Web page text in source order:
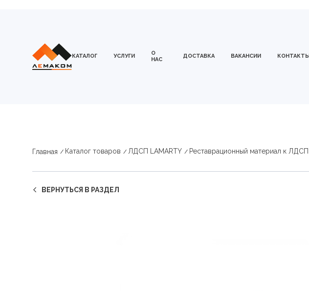
КАТАЛОГ УСЛУГИ
О
НАС
ДОСТАВКА ВАКАНСИИ КОНТАКТЫ
Главная Каталог товаров ЛДСП LAMARTY Реставрационный материал к ЛДСП
ВЕРНУТЬСЯ В РАЗДЕЛ